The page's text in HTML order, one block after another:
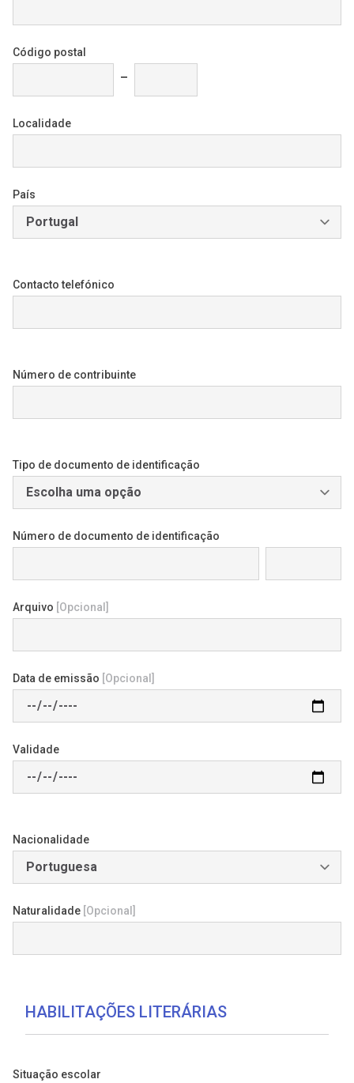
Código postal
–
Localidade
País
Contacto telefónico
Número de contribuinte
Tipo de documento de identificação
Número de documento de identificação
Arquivo [Opcional]
Data de emissão [Opcional]
Validade
Nacionalidade
Naturalidade [Opcional]
HABILITAÇÕES LITERÁRIAS
Situação escolar